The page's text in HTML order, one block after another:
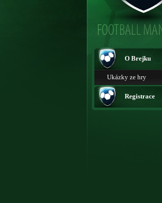
O Brejku
Ukázky ze hry
Registrace